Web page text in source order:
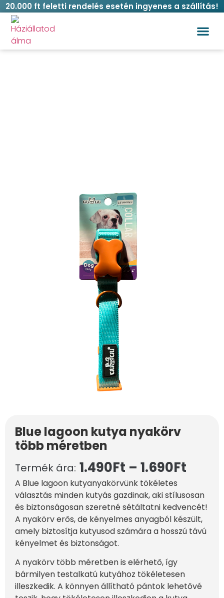
20.000 ft feletti rendelés esetén ingyenes a szállítás!
Blue lagoon kutya nyakörv
több méretben
Termék ára: 1.490Ft – 1.690Ft
A Blue lagoon kutyanyakörvünk tökéletes
választás minden kutyás gazdinak, aki stílusosan
és biztonságosan szeretné sétáltatni kedvencét!
A nyakörv erős, de kényelmes anyagból készült,
amely biztosítja kutyusod számára a hosszú távú
kényelmet és biztonságot.
A nyakörv több méretben is elérhető, így
bármilyen testalkatú kutyához tökéletesen
illeszkedik. A könnyen állítható pántok lehetővé